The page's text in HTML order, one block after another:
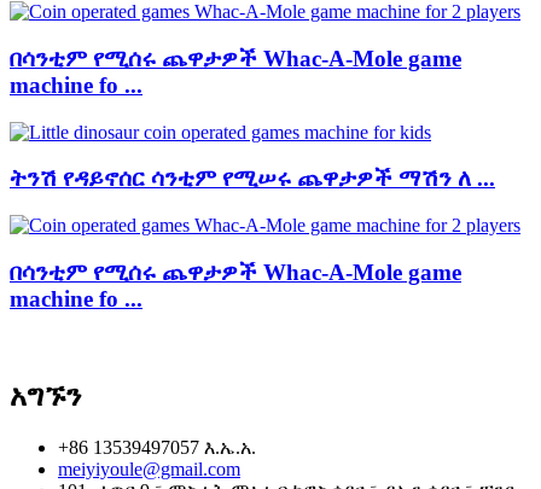
በሳንቲም የሚሰሩ ጨዋታዎች Whac-A-Mole game
machine fo ...
ትንሽ የዳይኖሰር ሳንቲም የሚሠሩ ጨዋታዎች ማሽን ለ ...
በሳንቲም የሚሰሩ ጨዋታዎች Whac-A-Mole game
machine fo ...
አግኙን
+86 13539497057 እ.ኤ.አ.
meiyiyoule@gmail.com